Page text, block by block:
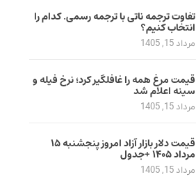
تفاوت ترجمه ناتی با ترجمه رسمی. کدام را
انتخاب کنیم؟
مرداد 15, 1405
قیمت مرغ همه را غافلگیر کرد؛ نرخ فیله و
سینه اعلام شد
مرداد 15, 1405
قیمت دلار بازار آزاد امروز پنجشنبه ۱۵
مرداد ۱۴۰۵ +جدول
مرداد 15, 1405